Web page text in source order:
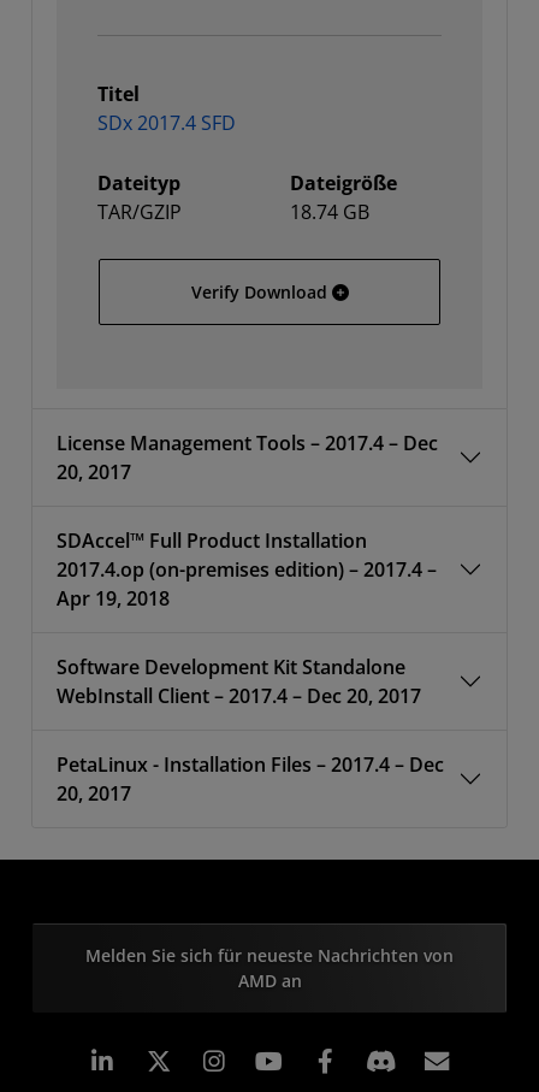
Titel
SDx 2017.4 SFD
Dateityp
TAR/GZIP
Dateigröße
18.74 GB
Verify Download SDx 2017.4 SFD
License Management Tools – 2017.4 – Dec
20, 2017
SDAccel™ Full Product Installation
2017.4.op (on-premises edition) – 2017.4 –
Apr 19, 2018
Software Development Kit Standalone
WebInstall Client – 2017.4 – Dec 20, 2017
PetaLinux - Installation Files – 2017.4 – Dec
20, 2017
Melden Sie sich für neueste Nachrichten von
AMD an
LinkedIn Instagram Facebook